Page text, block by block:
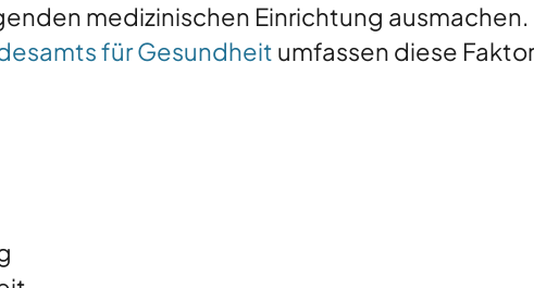
medizinischen Einrichtung ausmachen.
für Gesundheit umfassen diese